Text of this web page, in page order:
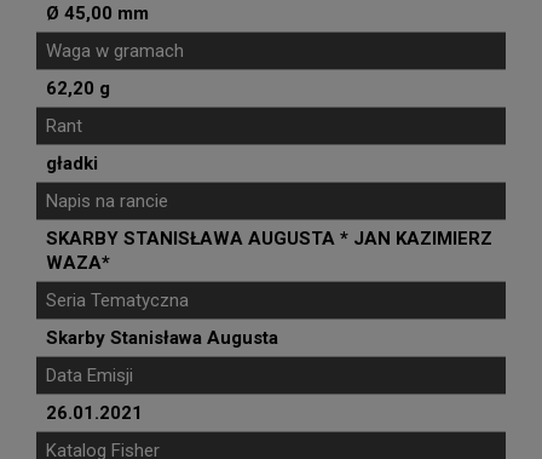
Ø 45,00 mm
Waga w gramach
62,20 g
Rant
gładki
Napis na rancie
SKARBY STANISŁAWA AUGUSTA * JAN KAZIMIERZ
WAZA*
Seria Tematyczna
Skarby Stanisława Augusta
Data Emisji
26.01.2021
Katalog Fisher